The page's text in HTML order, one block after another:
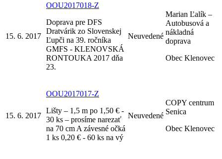
15. 6. 2017
OOU2017018-Z
Doprava pre DFS
Dratvárik zo Slovenskej
Ľupči na 39. ročníka
GMFS - KLENOVSKÁ
RONTOUKA 2017 dňa
23.
Neuvedené
Marian Ľalík –
Autobusová a
nákladná
doprava
Obec Klenovec
15. 6. 2017
OOU2017017-Z
Lišty – 1,5 m po 1,50 € -
30 ks – prosíme narezať
na 70 cm A závesné očká
1 ks 0,20 € - 60 ks na vý
Neuvedené
COPY centrum
Senica
Obec Klenovec